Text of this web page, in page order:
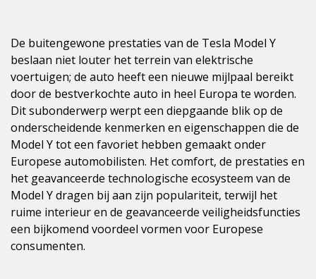
De buitengewone prestaties van de Tesla Model Y
beslaan niet louter het terrein van elektrische
voertuigen; de auto heeft een nieuwe mijlpaal bereikt
door de bestverkochte auto in heel Europa te worden.
Dit subonderwerp werpt een diepgaande blik op de
onderscheidende kenmerken en eigenschappen die de
Model Y tot een favoriet hebben gemaakt onder
Europese automobilisten. Het comfort, de prestaties en
het geavanceerde technologische ecosysteem van de
Model Y dragen bij aan zijn populariteit, terwijl het
ruime interieur en de geavanceerde veiligheidsfuncties
een bijkomend voordeel vormen voor Europese
consumenten.